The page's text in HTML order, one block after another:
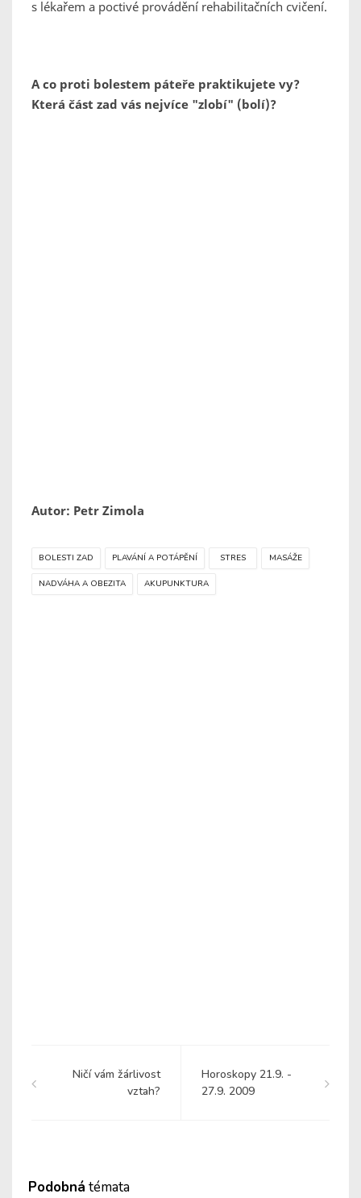
s lékařem a poctivé provádění rehabilitačních cvičení.
A co proti bolestem páteře praktikujete vy?
Která část zad vás nejvíce "zlobí" (bolí)?
Autor: Petr Zimola
BOLESTI ZAD PLAVÁNÍ A POTÁPĚNÍ STRES MASÁŽE
NADVÁHA A OBEZITA AKUPUNKTURA
Ničí vám žárlivost
vztah?
Horoskopy 21.9. -
27.9. 2009
Podobná témata